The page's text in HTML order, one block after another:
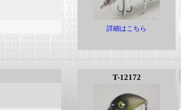
詳細はこちら
T-12172